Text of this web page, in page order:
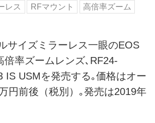
レス
RFマウント 高倍率ズーム
サイズミラーレス一眼のEOS
倍率ズームレンズ､RF24-
IS USMを発売する｡価格はオー
円前後（税別）｡発売は2019年